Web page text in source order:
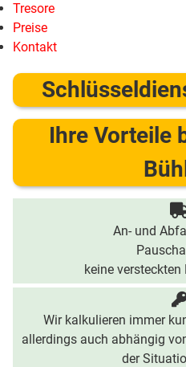
Tresore
Preise
Kontakt
Ihre Vorteile
An- und
keine versteckten
Wir kalkulieren immer
allerdings auch abhängig
der